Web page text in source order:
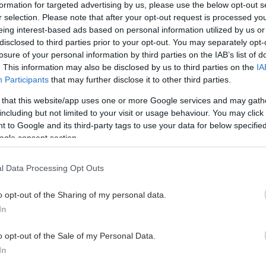
for targeted advertising by us, please use the below opt-out
selection. Please note that after your opt-out request is processed
interest-based ads based on personal information utilized by us
to third parties prior to your opt-out. You may separately
of your personal information by third parties on the IAB’s list of
This information may also be disclosed by us to third parties on the
Participants that may further disclose it to other third parties.
that this website/app uses one or more Google services and may
but not limited to your visit or usage behaviour. You may
to Google and its third-party tags to use your data for below
consent section.
Data Processing Opt Outs
opt-out of the Sharing of my personal data.
opt-out of the Sale of my Personal Data.
και ασκήσεις χαλάρωσης-, έχει απόλυτη ένδειξη
σας. Το ισχυρό ευεργετικό αποτέλεσμα του
στο άγχος, την κατάθλιψη και την αυπνία,
από πληθώρα σύχρονων επιστημονικών
αγχόλυση, η χαλάρωση και η ευεξία αποτελούν
που κάποιος υποβάλλεται σε βελονισμό για
από αυτούς που αναφέρετε. Υπο αυτές
θα σας συνιστούσα ανεπιφύλακτα την
με βελονισμό. Εφόσον το επιλέξετε είναι
να απευθυνθείτε ΜΟΝΟ σε ιατρό, κατάλληλα
βάσει νόμου και η άσκησή του απο μη ιατρούς